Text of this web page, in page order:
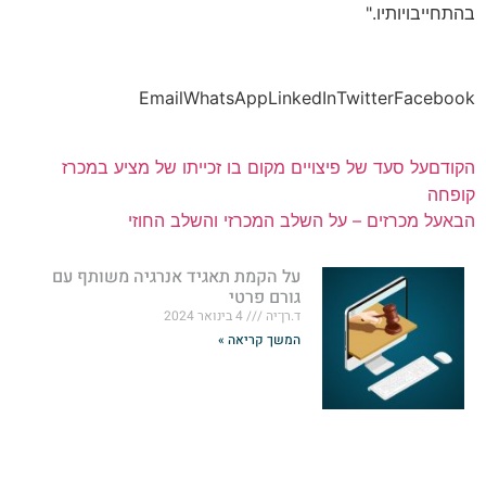
על הקמת תאגיד אנרגיה משותף עם
גורם פרטי
ד.רן־יה
4 בינואר 2024
המשך קריאה »
בהתחייבויותיו."
Facebook
Twitter
LinkedIn
WhatsApp
Email
הקודםעל סעד של פיצויים מקום בו זכייתו של מציע במכרז
קופחה
הבאעל מכרזים – על השלב המכרזי והשלב החוזי